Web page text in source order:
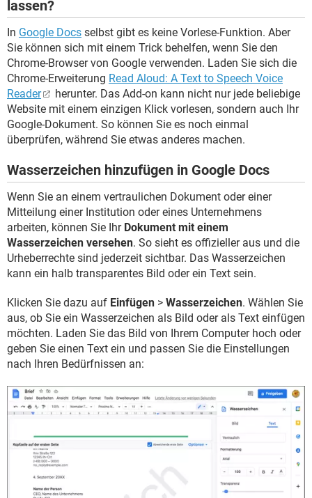
lassen?
In Google Docs selbst gibt es keine Vorlese-Funktion. Aber
Sie können sich mit einem Trick behelfen, wenn Sie den
Chrome-Browser von Google verwenden. Laden Sie sich die
Chrome-Erweiterung Read Aloud: A Text to Speech Voice
Reader
herunter. Das Add-on kann nicht nur jede beliebige
Website mit einem einzigen Klick vorlesen, sondern auch Ihr
Google-Dokument. So können Sie es noch einmal
überprüfen, während Sie etwas anderes machen.
Wasserzeichen hinzufügen in Google Docs
Wenn Sie an einem vertraulichen Dokument oder einer
Mitteilung einer Institution oder eines Unternehmens
arbeiten, können Sie Ihr Dokument mit einem
Wasserzeichen versehen. So sieht es offizieller aus und die
Urheberrechte sind jederzeit sichtbar. Das Wasserzeichen
kann ein halb transparentes Bild oder ein Text sein.
Klicken Sie dazu auf Einfügen > Wasserzeichen. Wählen Sie
aus, ob Sie ein Wasserzeichen als Bild oder als Text einfügen
möchten. Laden Sie das Bild von Ihrem Computer hoch oder
geben Sie einen Text ein und passen Sie die Einstellungen
nach Ihren Bedürfnissen an: